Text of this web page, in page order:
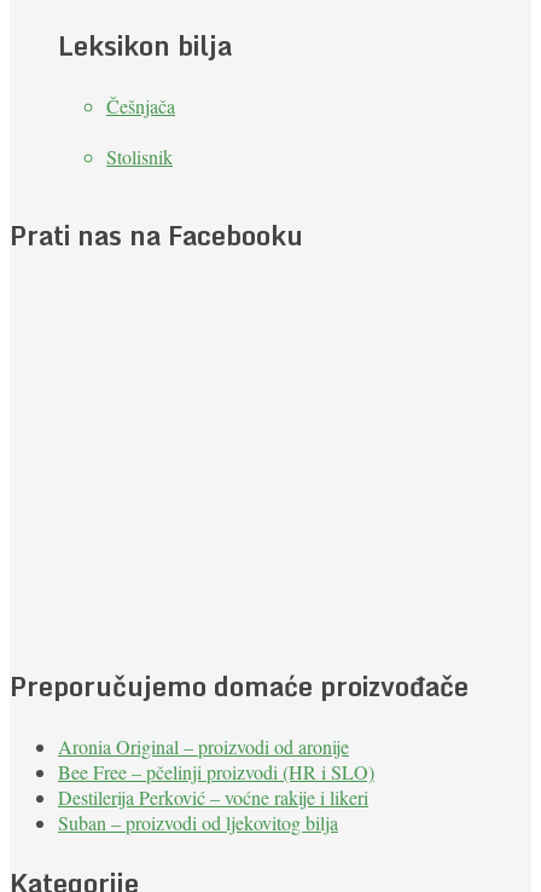
Leksikon bilja
Češnjača
Stolisnik
Prati nas na Facebooku
Preporučujemo domaće proizvođače
Aronia Original – proizvodi od aronije
Bee Free – pčelinji proizvodi (HR i SLO)
Destilerija Perković – voćne rakije i likeri
Suban – proizvodi od ljekovitog bilja
Kategorije